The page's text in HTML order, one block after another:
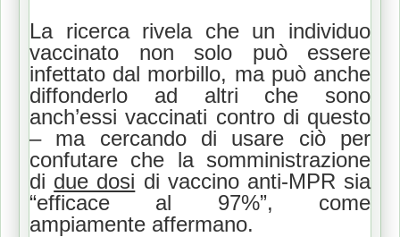
La ricerca rivela che un individuo
vaccinato non solo può essere
infettato dal morbillo, ma può anche
diffonderlo ad altri che sono
anch’essi vaccinati contro di questo
– ma cercando di usare ciò per
confutare che la somministrazione
di due dosi di vaccino anti-MPR sia
“efficace al 97%”, come
ampiamente affermano.